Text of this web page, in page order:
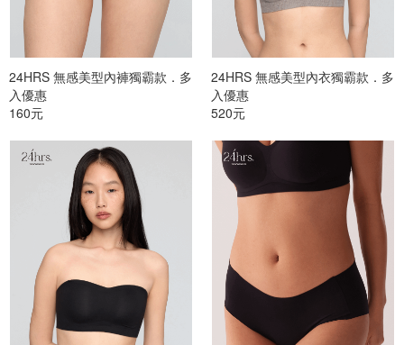
24HRS 無感美型內褲獨霸款．多
入優惠
160元
24HRS 無感美型內衣獨霸款．多
入優惠
520元